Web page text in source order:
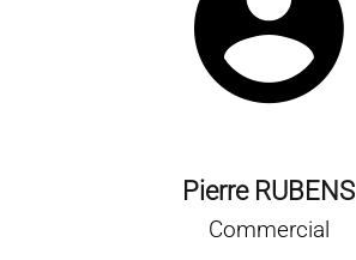
Pierre RUBENS
Commercial